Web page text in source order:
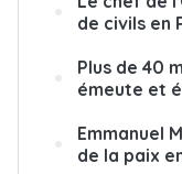
de civils en
Plus de 40
émeute et
Emmanuel
de la paix